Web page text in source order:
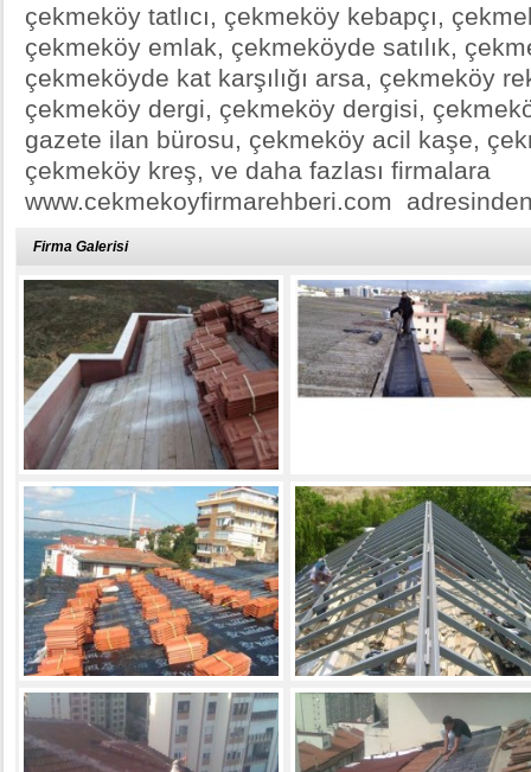
çekmeköy tatlıcı, çekmeköy kebapçı,
çekmeköy emlak, çekmeköyde satılık,
çekmeköyde kat karşılığı arsa, çekmeköy
çekmeköy dergi, çekmeköy dergisi,
gazete ilan bürosu, çekmeköy acil kaşe,
çekmeköy kreş, ve daha fazlası firmalara
www.cekmekoyfirmarehberi.com
Firma Galerisi